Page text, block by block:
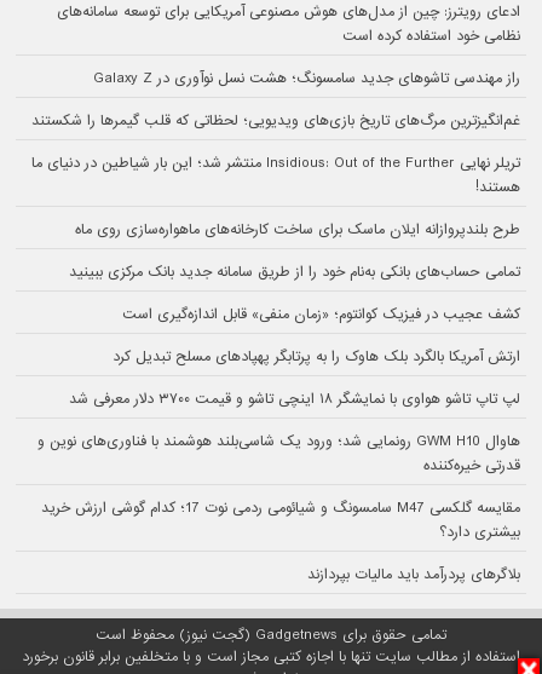
ادعای رویترز: چین از مدل‌های هوش مصنوعی آمریکایی برای توسعه سامانه‌های
نظامی خود استفاده کرده است
راز مهندسی تاشوهای جدید سامسونگ؛ هشت نسل نوآوری در Galaxy Z
غم‌انگیزترین مرگ‌های تاریخ بازی‌های ویدیویی؛ لحظاتی که قلب گیمرها را شکستند
تریلر نهایی Insidious: Out of the Further منتشر شد؛ این بار شیاطین در دنیای ما
هستند!
طرح بلندپروازانه ایلان ماسک برای ساخت کارخانه‌های ماهواره‌سازی روی ماه
تمامی حساب‌های بانکی به‌نام خود را از طریق سامانه جدید بانک مرکزی ببینید
کشف عجیب در فیزیک کوانتوم؛ «زمان منفی» قابل اندازه‌گیری است
ارتش آمریکا بالگرد بلک هاوک را به پرتابگر پهپادهای مسلح تبدیل کرد
لپ تاپ تاشو هواوی با نمایشگر ۱۸ اینچی تاشو و قیمت ۳۷۰۰ دلار معرفی شد
هاوال GWM H10 رونمایی شد؛ ورود یک شاسی‌بلند هوشمند با فناوری‌های نوین و
قدرتی خیره‌کننده
مقایسه گلکسی M47 سامسونگ و شیائومی ردمی نوت 17؛ کدام گوشی ارزش خرید
بیشتری دارد؟
بلاگرهای پردرآمد باید مالیات بپردازند
تمامی حقوق برای Gadgetnews (گجت نیوز) محفوظ است
استفاده از مطالب سایت تنها با اجازه کتبی مجاز است و با متخلفین برابر قانون برخورد